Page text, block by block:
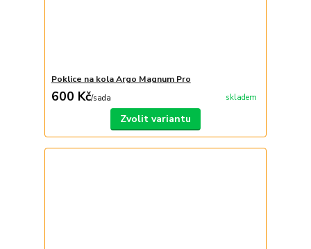
Poklice na kola Argo Magnum Pro
600 Kč/sada skladem
Zvolit variantu